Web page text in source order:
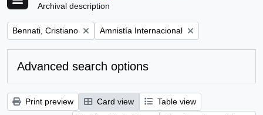
Archival description
Remove filter:
Bennati, Cristiano Remove filter:
Amnistía Internacional
Advanced search options
Print preview Card view
Table view